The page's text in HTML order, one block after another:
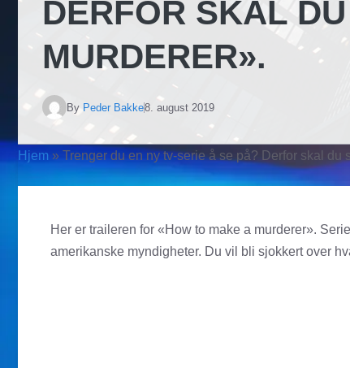
DERFOR SKAL
MURDERER».
By Peder Bakke8. august 2019
Hjem » Trenger du en ny tv-serie å se på? Derfor skal du
Her er traileren for «How to make a murderer».
amerikanske myndigheter. Du vil bli sjokkert over